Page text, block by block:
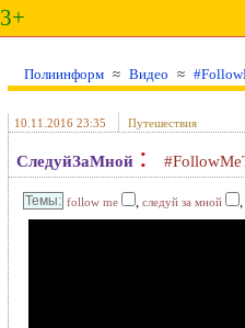
3+
Полиинформ ≈ Видео ≈
10.11.2016 23:35 Путешествия
СледуйЗаМной :
follow me , следуй за мной ,